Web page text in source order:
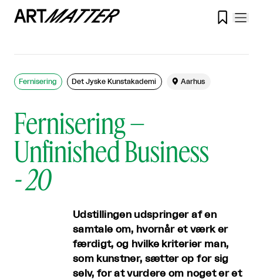

Fernisering –
Unfinished Business
-20
Fernisering Det Jyske Kunstakademi  Aarhus
Udstillingen udspringer af en
samtale om, hvornår et værk er
færdigt, og hvilke kriterier man,
som kunstner, sætter op for sig
selv, for at vurdere om noget er et